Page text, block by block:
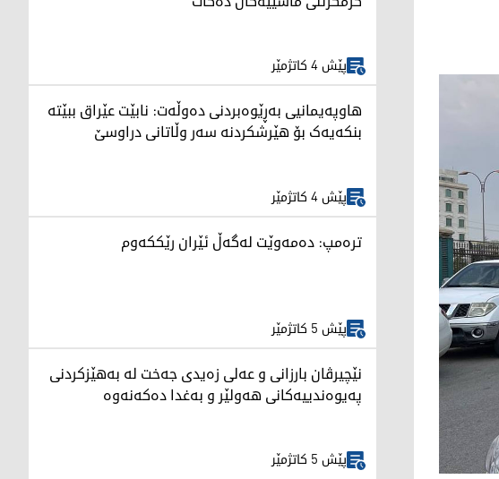
پێش 4 کاتژمێر
هاوپەیمانیی بەڕێوەبردنی دەوڵەت: نابێت عێراق ببێتە
بنکەیەک بۆ هێرشکردنە سەر وڵاتانی دراوسێ
پێش 4 کاتژمێر
ترەمپ: دەمەوێت لەگەڵ ئێران رێککەوم
پێش 5 کاتژمێر
نێچیرڤان بارزانی و عەلی زەیدی جەخت لە بەهێزکردنی
پەیوەندییەکانی هەولێر و بەغدا دەکەنەوە
پێش 5 کاتژمێر